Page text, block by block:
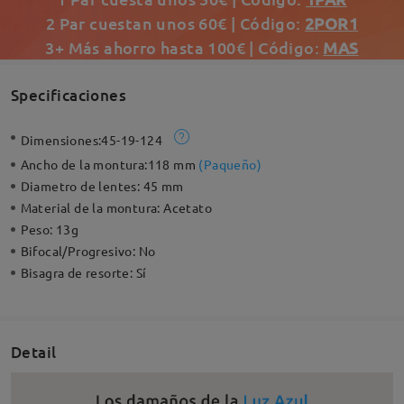
2 Par cuestan unos 60€ | Código: 2POR1
3+ Más ahorro hasta 100€ | Código: MAS
Specificaciones
Dimensiones:45-19-124
Ancho de la montura:118 mm (Paqueño)
Diametro de lentes: 45 mm
Material de la montura:Acetato
Peso: 13g
Bifocal/Progresivo: No
Bisagra de resorte: Sí
Detail